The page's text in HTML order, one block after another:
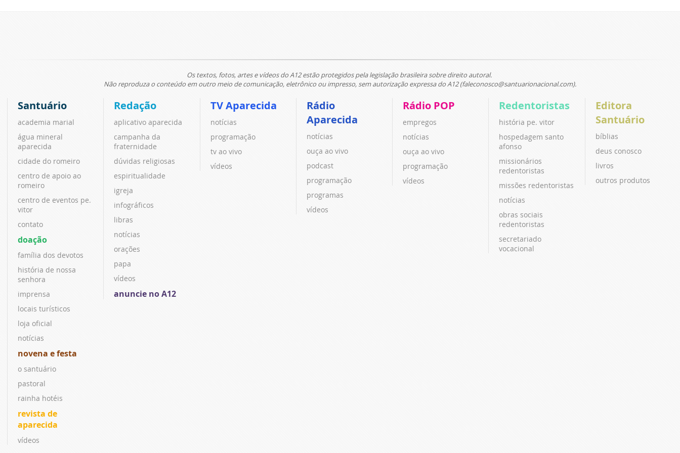
Os textos, fotos, artes e vídeos do A12 estão protegidos pela legislação brasileira sobre direito autoral.
Não reproduza o conteúdo em outro meio de comunicação, eletrônico ou impresso, sem autorização expressa do A12 (faleconosco@santuarionacional.com).
Santuário
academia marial
água mineral
aparecida
cidade do romeiro
centro de apoio ao
romeiro
centro de eventos pe.
vitor
contato
doação
família dos devotos
história de nossa
senhora
imprensa
locais turísticos
loja oficial
notícias
novena e festa
o santuário
pastoral
rainha hotéis
revista de
aparecida
vídeos
Redação
aplicativo aparecida
campanha da
fraternidade
dúvidas religiosas
espiritualidade
igreja
infográficos
libras
notícias
orações
papa
vídeos
anuncie no A12
TV Aparecida
notícias
programação
tv ao vivo
vídeos
Rádio
Aparecida
notícias
ouça ao vivo
podcast
programação
programas
vídeos
Rádio POP
empregos
notícias
ouça ao vivo
programação
vídeos
Redentoristas
história pe. vitor
hospedagem santo
afonso
missionários
redentoristas
missões redentoristas
notícias
obras sociais
redentoristas
secretariado
vocacional
Editora
Santuário
bíblias
deus conosco
livros
outros produtos